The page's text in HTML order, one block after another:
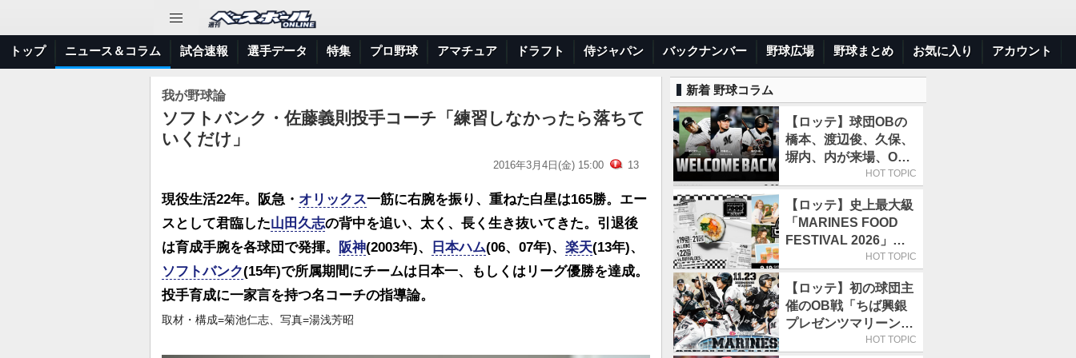
トップ ニュース＆コラム 試合速報 選手データ 特集 プロ野球 アマチュア ドラフト 侍ジャパン バックナンバー 野球広場 野球まとめ お気に入り アカウント
我が野球論
ソフトバンク・佐藤義則投手コーチ「練習しなかったら落ちて
いくだけ」
2016年3月4日(金) 15:00 13
現役生活22年。阪急・ オリックス一筋に右腕を振り、重ねた白星は165勝。エー
スとして君臨した山田久志の背中を追い、太く、長く生き抜いてきた。引退後
は育成手腕を各球団で発揮。
阪神(2003年)、 日本ハム(06、07年)、 楽天(13年)、
ソフトバンク(15年)で所属期間にチームは日本一、もしくはリーグ優勝を達成。
投手育成に一家言を持つ名コーチの指導論。
取材・構成=菊池仁志、写真=湯浅芳昭
新着 野球コラム
【ロッテ】球団OBの
橋本、渡辺俊、久保、
塀内、内が来場、OB
解説も／9月22日開催
HOT TOPIC
【ロッテ】史上最大級
「MARINES FOOD
FESTIVAL 2026」第4
弾「KOREAN
日／初日はビール半額
デー
HOT TOPIC
【ロッテ】初の球団主
催のOB戦「ちば興銀
プレゼンツマリーンズ
スペシャルゲームHOT TOPIC